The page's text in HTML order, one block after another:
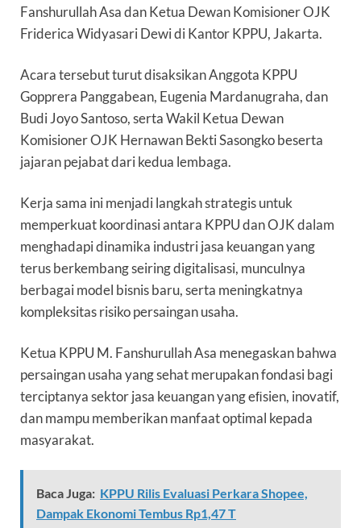
Fanshurullah Asa dan Ketua Dewan Komisioner OJK
Friderica Widyasari Dewi di Kantor KPPU, Jakarta.
Acara tersebut turut disaksikan Anggota KPPU
Gopprera Panggabean, Eugenia Mardanugraha, dan
Budi Joyo Santoso, serta Wakil Ketua Dewan
Komisioner OJK Hernawan Bekti Sasongko beserta
jajaran pejabat dari kedua lembaga.
Kerja sama ini menjadi langkah strategis untuk
memperkuat koordinasi antara KPPU dan OJK dalam
menghadapi dinamika industri jasa keuangan yang
terus berkembang seiring digitalisasi, munculnya
berbagai model bisnis baru, serta meningkatnya
kompleksitas risiko persaingan usaha.
Ketua KPPU M. Fanshurullah Asa menegaskan bahwa
persaingan usaha yang sehat merupakan fondasi bagi
terciptanya sektor jasa keuangan yang eﬁsien, inovatif,
dan mampu memberikan manfaat optimal kepada
masyarakat.
Baca Juga: KPPU Rilis Evaluasi Perkara Shopee,
Dampak Ekonomi Tembus Rp1,47 T